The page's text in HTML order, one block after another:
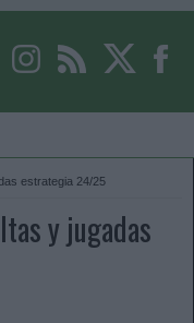
estrategia 24/25
y jugadas